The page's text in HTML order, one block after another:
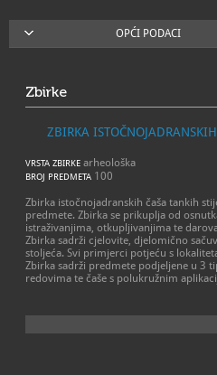
OPĆI PODACI
Zbirke
ZBIRKA
VRSTA ZBIRKE arheološka
BROJ PREDMETA 100
Zbirka istočnojadranskih čaša tankih
predmete. Zbirka se prikuplja od
istraživanjima, otkupljivanjima te
Zbirka sadrži cjelovite, djelomično
stoljeća. Svi primjerci potjeću s
Zbirka sadrži predmete podjeljene u 3
redovima te čaše s polukružnim